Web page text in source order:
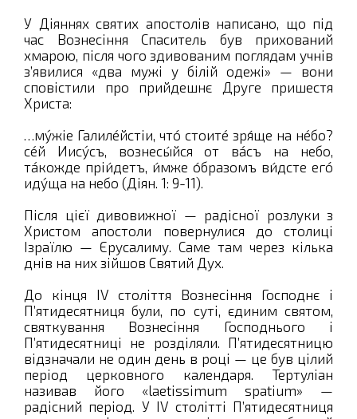
У Діяннях святих апостолів написано, що під
час Вознесіння Спаситель був прихований
хмарою, після чого здивованим поглядам учнів
з’явилися «два мужі у білій одежі» — вони
сповістили про прийдешнє Друге пришестя
Христа:
…мýжiе Галилéйстiи, чтó стоитé зря́ще на нéбо?
сéй Иисýсъ, вознесы́йся от вáсъ на небо,
тáкожде прiи́детъ, и́мже о́бразомъ ви́дѣсте егó
идýща на небо (Діян. 1: 9-11).
Після цієї дивовижної — радісної розлуки з
Христом апостоли повернулися до столиці
Ізраїлю — Єрусалиму. Саме там через кілька
днів на них зійшов Святий Дух.
До кінця IV століття Вознесіння Господнє і
П’ятидесятниця були, по суті, єдиним святом,
святкування Вознесіння Господнього і
П’ятидесятниці не розділяли. П’ятидесятницю
відзначали не один день в році — це був цілий
період церковного календаря. Тертуліан
називав його «laetissimum spatium» —
радісний період. У IV столітті П’ятидесятниця